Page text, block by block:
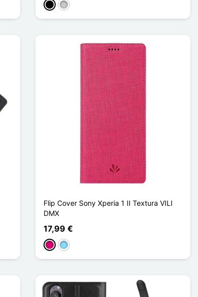
NegroTransparente
Flip Cover Sony Xperia 1 II Textura VILI
DMX
17,99 €
MagentaAzul claro